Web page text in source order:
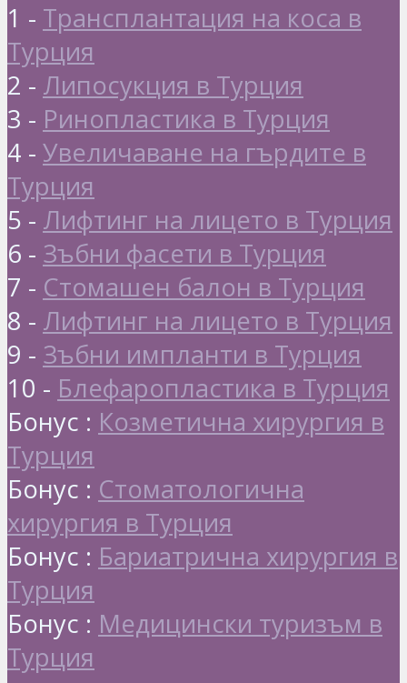
1 - Трансплантация на коса в
Турция
2 - Липосукция в Турция
3 - Ринопластика в Турция
4 - Увеличаване на гърдите в
Турция
5 - Лифтинг на лицето в Турция
6 - Зъбни фасети в Турция
7 - Стомашен балон в Турция
8 - Лифтинг на лицето в Турция
9 - Зъбни импланти в Турция
10 - Блефаропластика в Турция
Бонус : Козметична хирургия в
Турция
Бонус : Стоматологична
хирургия в Турция
Бонус : Бариатрична хирургия в
Турция
Бонус : Медицински туризъм в
Турция